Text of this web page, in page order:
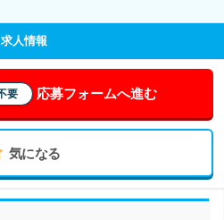
求人情報
要 応募フォームへ進む
気になる